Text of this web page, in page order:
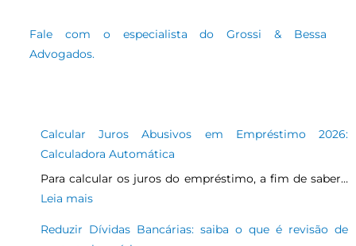
Fale com o especialista do Grossi & Bessa
Advogados.
Calcular Juros Abusivos em Empréstimo 2026:
Calculadora Automática
Para calcular os juros do empréstimo, a fim de saber…
Leia mais
Reduzir Dívidas Bancárias: saiba o que é revisão de